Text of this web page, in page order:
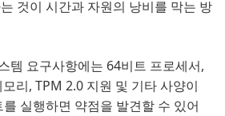
것이 시간과 자원의 낭비를 막는 방
템 요구사항에는 64비트 프로세서,
리, TPM 2.0 지원 및 기타 사양이
실행하면 약점을 발견할 수 있어